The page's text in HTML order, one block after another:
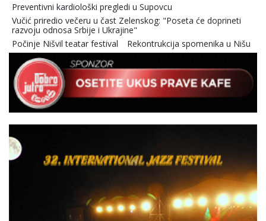
Preventivni kardiološki pregledi u Supovcu
Vučić priredio večeru u čast Zelenskog: "Poseta će doprineti
razvoju odnosa Srbije i Ukrajine"
Počinje Nišvil teatar festival
Rekontrukcija spomenika u Nišu